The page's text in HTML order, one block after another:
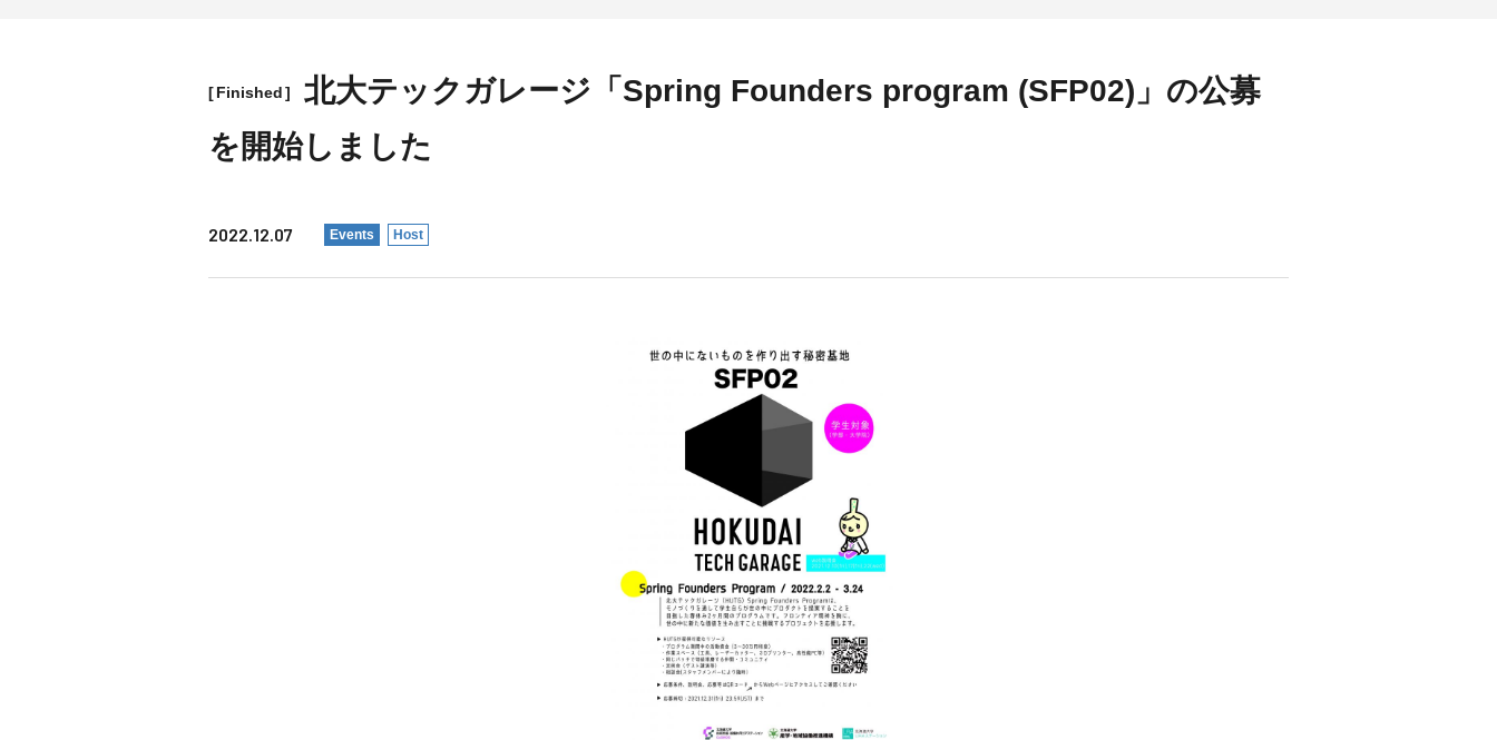
Finished
北大テックガレージ「Spring Founders program (SFP02)」の公募
を開始しました
2022.12.07 Events Host